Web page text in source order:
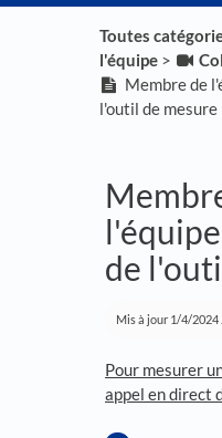
Toutes
l'équipe​ > ​
Membre de
l'outil de mesure
de
Mis à jour 1/4/2024
Pour mesurer
appel en direct